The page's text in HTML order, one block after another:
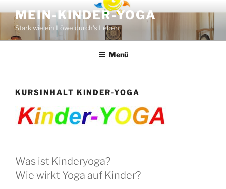
Inhalt
springen
MEIN-KINDER-YOGA
Stark wie ein Löwe durch's Leben
Menü
KURSINHALT KINDER-YOGA
Was ist Kinderyoga?
Wie wirkt Yoga auf Kinder?